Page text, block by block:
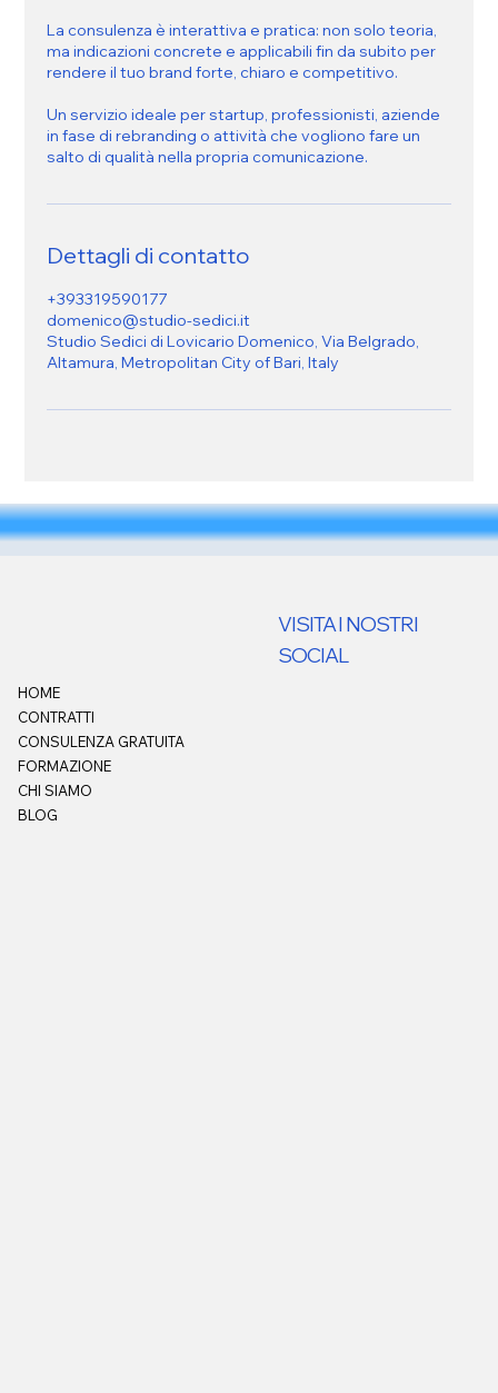
La consulenza è interattiva e pratica: non solo teoria,
ma indicazioni concrete e applicabili fin da subito per
rendere il tuo brand forte, chiaro e competitivo.
Un servizio ideale per startup, professionisti, aziende
in fase di rebranding o attività che vogliono fare un
salto di qualità nella propria comunicazione.
Dettagli di contatto
+393319590177
domenico@studio-sedici.it
Studio Sedici di Lovicario Domenico, Via Belgrado,
Altamura, Metropolitan City of Bari, Italy
HOME
CONTRATTI
CONSULENZA GRATUITA
FORMAZIONE
CHI SIAMO
BLOG
VISITA I NOSTRI
SOCIAL